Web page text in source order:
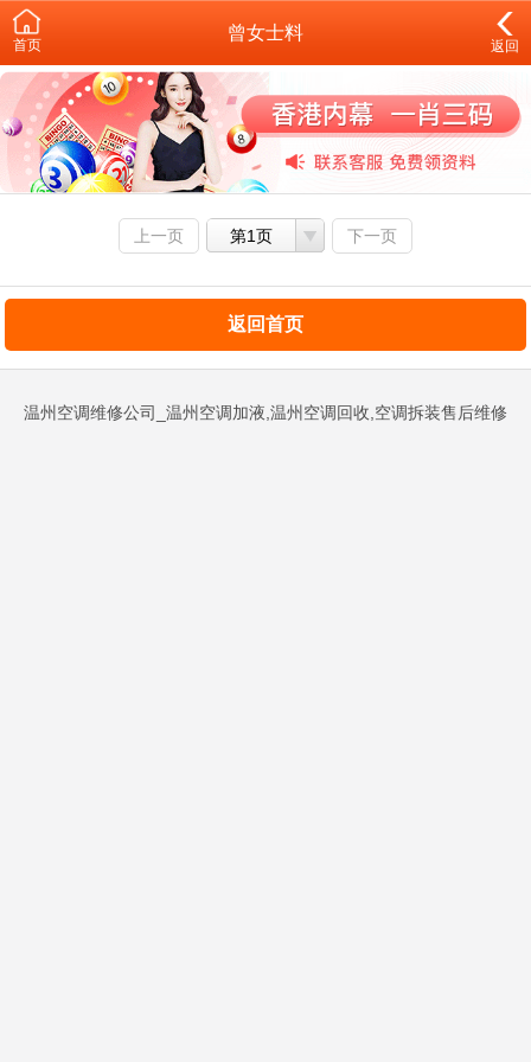
首页
曾女士料
返回
上一页 第1页 下一页
返回首页
温州空调维修公司_温州空调加液,温州空调回收,空调拆装售后维修